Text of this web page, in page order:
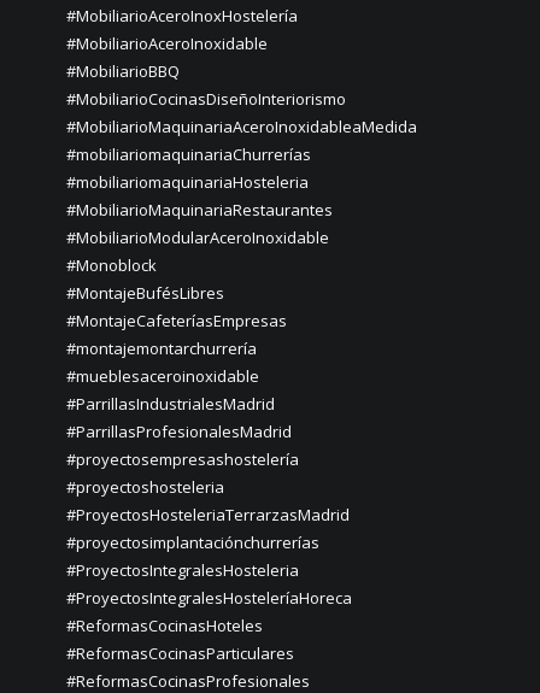
#MobiliarioAceroInoxHostelería
#MobiliarioAceroInoxidable
#MobiliarioBBQ
#MobiliarioCocinasDiseñoInteriorismo
#MobiliarioMaquinariaAceroInoxidableaMedida
#mobiliariomaquinariaChurrerías
#mobiliariomaquinariaHosteleria
#MobiliarioMaquinariaRestaurantes
#MobiliarioModularAceroInoxidable
#Monoblock
#MontajeBufésLibres
#MontajeCafeteríasEmpresas
#montajemontarchurrería
#mueblesaceroinoxidable
#ParrillasIndustrialesMadrid
#ParrillasProfesionalesMadrid
#proyectosempresashostelería
#proyectoshosteleria
#ProyectosHosteleriaTerrarzasMadrid
#proyectosimplantaciónchurrerías
#ProyectosIntegralesHosteleria
#ProyectosIntegralesHosteleríaHoreca
#ReformasCocinasHoteles
#ReformasCocinasParticulares
#ReformasCocinasProfesionales